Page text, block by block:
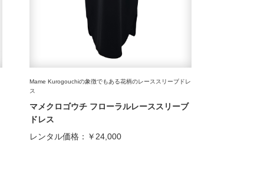
Mame Kurogouchiの象徴でもある花柄のレーススリーブドレ
ス
マメクロゴウチ フローラルレーススリーブ
ドレス
レンタル価格： ￥24,000